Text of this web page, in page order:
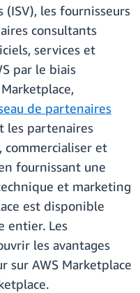
les fournisseurs
consultants
services et
par le biais
de partenaires
les partenaires
commercialiser et
fournissant une
et marketing
est disponible
entier. Les
les avantages
sur AWS Marketplace